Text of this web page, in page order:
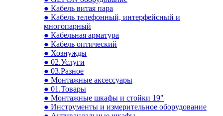
● Кабель витая пара
● Кабель телефонный, интерфейсный и
многопарный
● Кабельная арматура
● Кабель оптический
● Хознужды
● 02.Услуги
● 03.Разное
● Монтажные аксессуары
● 01.Товары
● Монтажные шкафы и стойки 19"
● Инструменты и измерительное оборудование